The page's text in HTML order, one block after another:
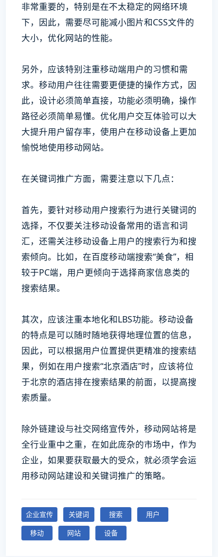
非常重要的，特别是在不太稳定的网络环境
下，因此，需要尽可能减小图片和CSS文件的
大小，优化网站的性能。
另外，应该特别注重移动端用户的习惯和需
求。移动用户往往需要更便捷的操作方式，因
此，设计必须简单直接，功能必须明确，操作
路径必须简单易懂。优化用户交互体验可以大
大提升用户留存率，使用户在移动设备上更加
愉悦地使用移动网站。
在关键词推广方面，需要注意以下几点：
首先，要针对移动用户搜索行为进行关键词的
选择，不仅要关注移动设备常用的语言和词
汇，还需关注移动设备上用户的搜索行为和搜
索倾向。比如，在百度移动端搜索“美食”，相
较于PC端，用户更倾向于选择商家信息类的
搜索结果。
其次，应该注重本地化和LBS功能。移动设备
的特点是可以随时随地获得地理位置的信息，
因此，可以根据用户位置提供更精准的搜索结
果，例如在用户搜索“北京酒店”时，应该将位
于北京的酒店排在搜索结果的前面，以提高搜
索质量。
除外链建设与社交网络宣传外，移动网站将是
全行业重中之重，在如此庞杂的市场中，作为
企业，如果要获取最大的受众，就必须学会运
用移动网站建设和关键词推广的策略。
企业宣传 关键词 搜索
用户
移动
网站 设备